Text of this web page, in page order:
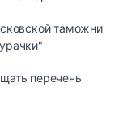
таможни
перечень